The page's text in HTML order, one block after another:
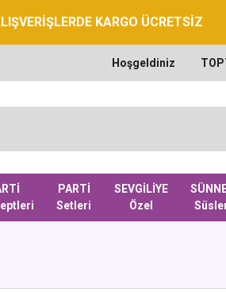
KARGO ÜCRETSİZ
Hoşgeldiniz
PARTİ
Setleri
SEVGİLİYE
Özel